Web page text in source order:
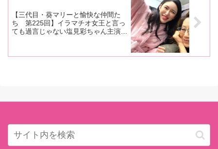
【三代目・葵マリーと愉快な仲間た
ち 第225回】イラマチオ女王と言っ
ても過言じゃない塩見彩ちゃん主演の